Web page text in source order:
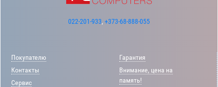
022-201-933, +373-68-888-055
Покупателю
Контакты
Сервис
Гарантия
Внимание, цена на
память!